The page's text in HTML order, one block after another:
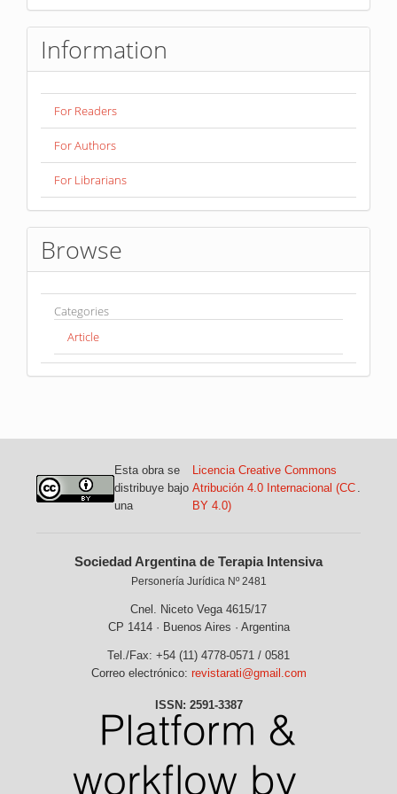
Information
For Readers
For Authors
For Librarians
Browse
Categories
Article
Esta obra se
distribuye bajo
una
Licencia Creative Commons
Atribución 4.0 Internacional (CC
BY 4.0)
.
Sociedad Argentina de Terapia Intensiva
Personería Jurídica Nº 2481
Cnel. Niceto Vega 4615/17
CP 1414 · Buenos Aires · Argentina
Tel./Fax: +54 (11) 4778-0571 / 0581
Correo electrónico: revistarati@gmail.com
ISSN: 2591-3387